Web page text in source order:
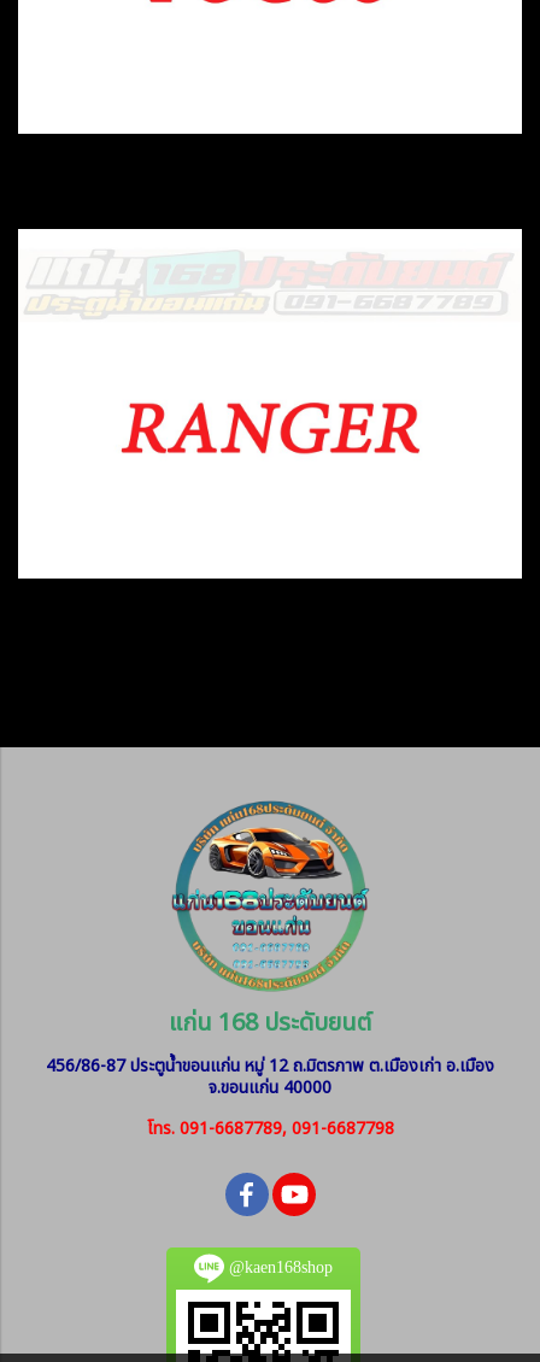
แก่น 168 ประดับยนต์
456/86-87 ประตูน้ำขอนแก่น หมู่ 12ถ.มิตรภาพ ต.เมืองเก่า อ.เมือง
จ.ขอนแก่น 40000
โทร. 091-6687789, 091-6687798
@kaen168shop